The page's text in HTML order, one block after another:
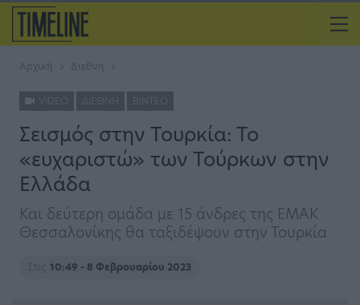
Αρχική Διεθνή
ΔΙΕΘΝΉ ΒΊΝΤΕΟ
Σεισμός στην Τουρκία: Το
«ευχαριστώ» των Τούρκων στην
Ελλάδα
Και δεύτερη ομάδα με 15 άνδρες της ΕΜΑΚ
Θεσσαλονίκης θα ταξιδέψουν στην Τουρκία
Στις 10:49 - 8 Φεβρουαρίου 2023